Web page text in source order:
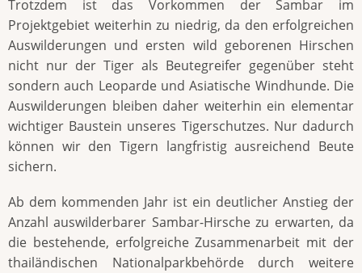
Trotzdem ist das Vorkommen der Sambar im
Projektgebiet weiterhin zu niedrig, da den erfolgreichen
Auswilderungen und ersten wild geborenen Hirschen
nicht nur der Tiger als Beutegreifer gegenüber steht
sondern auch Leoparde und Asiatische Windhunde. Die
Auswilderungen bleiben daher weiterhin ein elementar
wichtiger Baustein unseres Tigerschutzes. Nur dadurch
können wir den Tigern langfristig ausreichend Beute
sichern.
Ab dem kommenden Jahr ist ein deutlicher Anstieg der
Anzahl auswilderbarer Sambar-Hirsche zu erwarten, da
die bestehende, erfolgreiche Zusammenarbeit mit der
thailändischen Nationalparkbehörde durch weitere